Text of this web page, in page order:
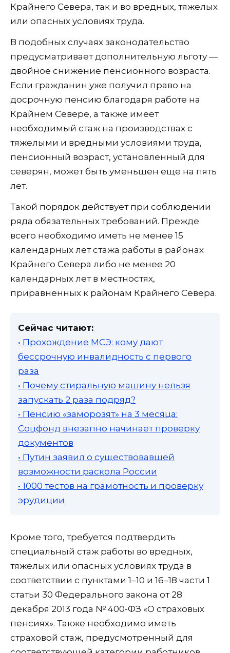
Крайнего Севера, так и во вредных, тяжелых
или опасных условиях труда.
В подобных случаях законодательство
предусматривает дополнительную льготу —
двойное снижение пенсионного возраста.
Если гражданин уже получил право на
досрочную пенсию благодаря работе на
Крайнем Севере, а также имеет
необходимый стаж на производствах с
тяжелыми и вредными условиями труда,
пенсионный возраст, установленный для
северян, может быть уменьшен еще на пять
лет.
Такой порядок действует при соблюдении
ряда обязательных требований. Прежде
всего необходимо иметь не менее 15
календарных лет стажа работы в районах
Крайнего Севера либо не менее 20
календарных лет в местностях,
приравненных к районам Крайнего Севера.
Сейчас читают:
• Прохождение МСЭ: кому дают
бессрочную инвалидность с первого
раза
• Почему стиральную машину нельзя
запускать 2 раза подряд?
• Пенсию «заморозят» на 3 месяца:
Соцфонд внезапно начинает проверку
документов
• Путин заявил о существовавшей
возможности раскола России
• 1000 тестов на грамотность и проверку
эрудиции
Кроме того, требуется подтвердить
специальный стаж работы во вредных,
тяжелых или опасных условиях труда в
соответствии с пунктами 1–10 и 16–18 части 1
статьи 30 Федерального закона от 28
декабря 2013 года № 400-ФЗ «О страховых
пенсиях». Также необходимо иметь
страховой стаж, предусмотренный для